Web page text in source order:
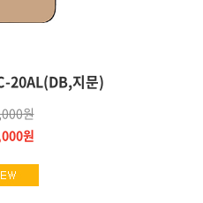
20AL(DB,지문)
원
원